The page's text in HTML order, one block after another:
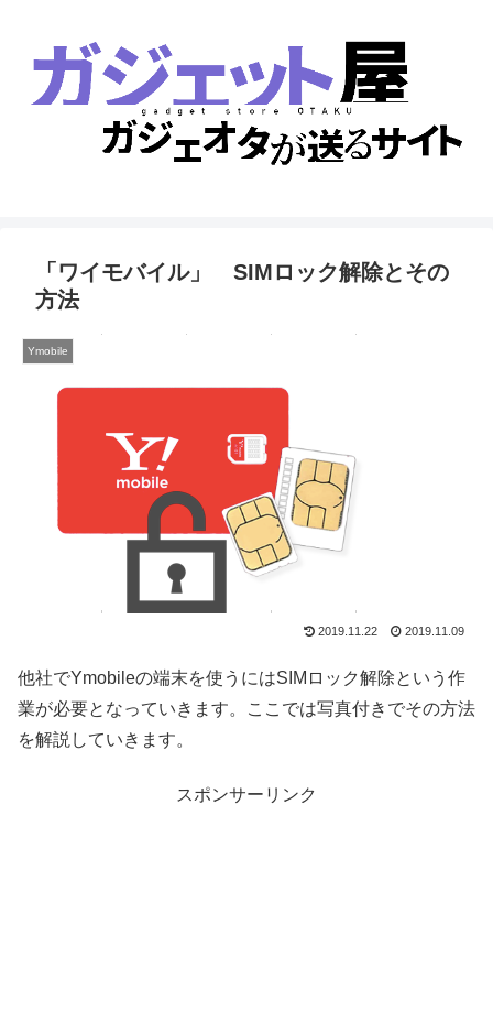
「ワイモバイル」 SIMロック解除とその
方法
Ymobile
2019.11.22 2019.11.09
他社でYmobileの端末を使うにはSIMロック解除という作
業が必要となっていきます。ここでは写真付きでその方法
を解説していきます。
スポンサーリンク